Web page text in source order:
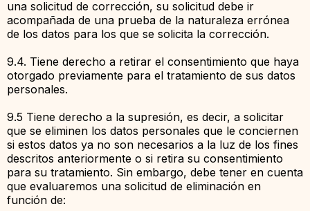
una solicitud de corrección, su solicitud debe ir
acompañada de una prueba de la naturaleza errónea
de los datos para los que se solicita la corrección.
9.4. Tiene derecho a retirar el consentimiento que haya
otorgado previamente para el tratamiento de sus datos
personales.
9.5 Tiene derecho a la supresión, es decir, a solicitar
que se eliminen los datos personales que le conciernen
si estos datos ya no son necesarios a la luz de los fines
descritos anteriormente o si retira su consentimiento
para su tratamiento. Sin embargo, debe tener en cuenta
que evaluaremos una solicitud de eliminación en
función de: